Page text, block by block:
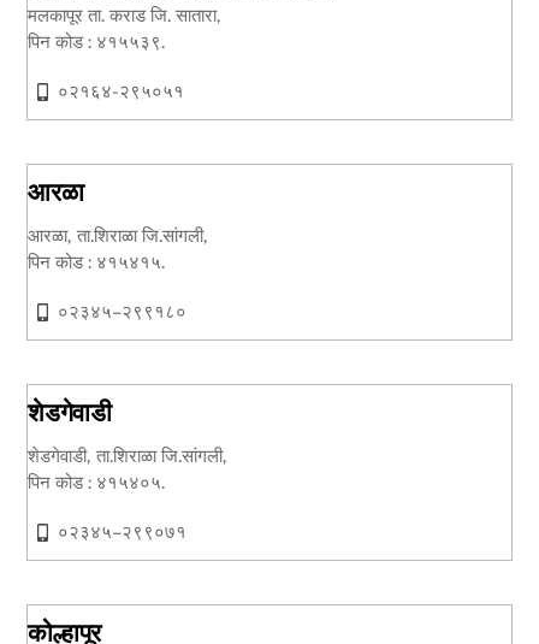
मलकापूर ता. कराड जि. सातारा,
पिन कोड : ४१५५३९.
०२१६४-२९५०५१
आरळा
आरळा, ता.शिराळा जि.सांगली,
पिन कोड : ४१५४१५.
०२३४५–२९९१८०
शेडगेवाडी
शेडगेवाडी, ता.शिराळा जि.सांगली,
पिन कोड : ४१५४०५.
०२३४५–२९९०७१
कोल्हापूर